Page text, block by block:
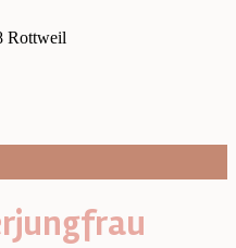
Rottweil